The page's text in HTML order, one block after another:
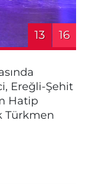
13 16
Ereğli-Şehit
Hatip
Türkmen